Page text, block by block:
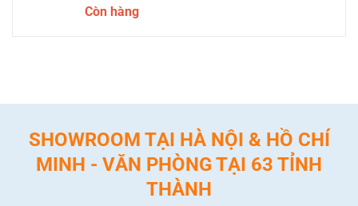
Còn hàng
SHOWROOM TẠI HÀ NỘI & HỒ CHÍ
MINH - VĂN PHÒNG TẠI 63 TỈNH
THÀNH